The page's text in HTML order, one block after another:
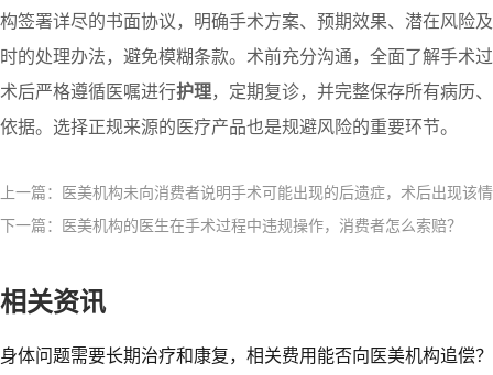
构签署详尽的书面协议，明确手术方案、预期效果、潜在风险及
时的处理办法，避免模糊条款。术前充分沟通，全面了解手术
术后严格遵循医嘱进行护理，定期复诊，并完整保存所有病历
依据。选择正规来源的医疗产品也是规避风险的重要环节。
上一篇：医美机构未向消费者说明手术可能出现的后遗症，术后出现该
下一篇：医美机构的医生在手术过程中违规操作，消费者怎么索赔？​
相关资讯
身体问题需要长期治疗和康复，相关费用能否向医美机构追偿？